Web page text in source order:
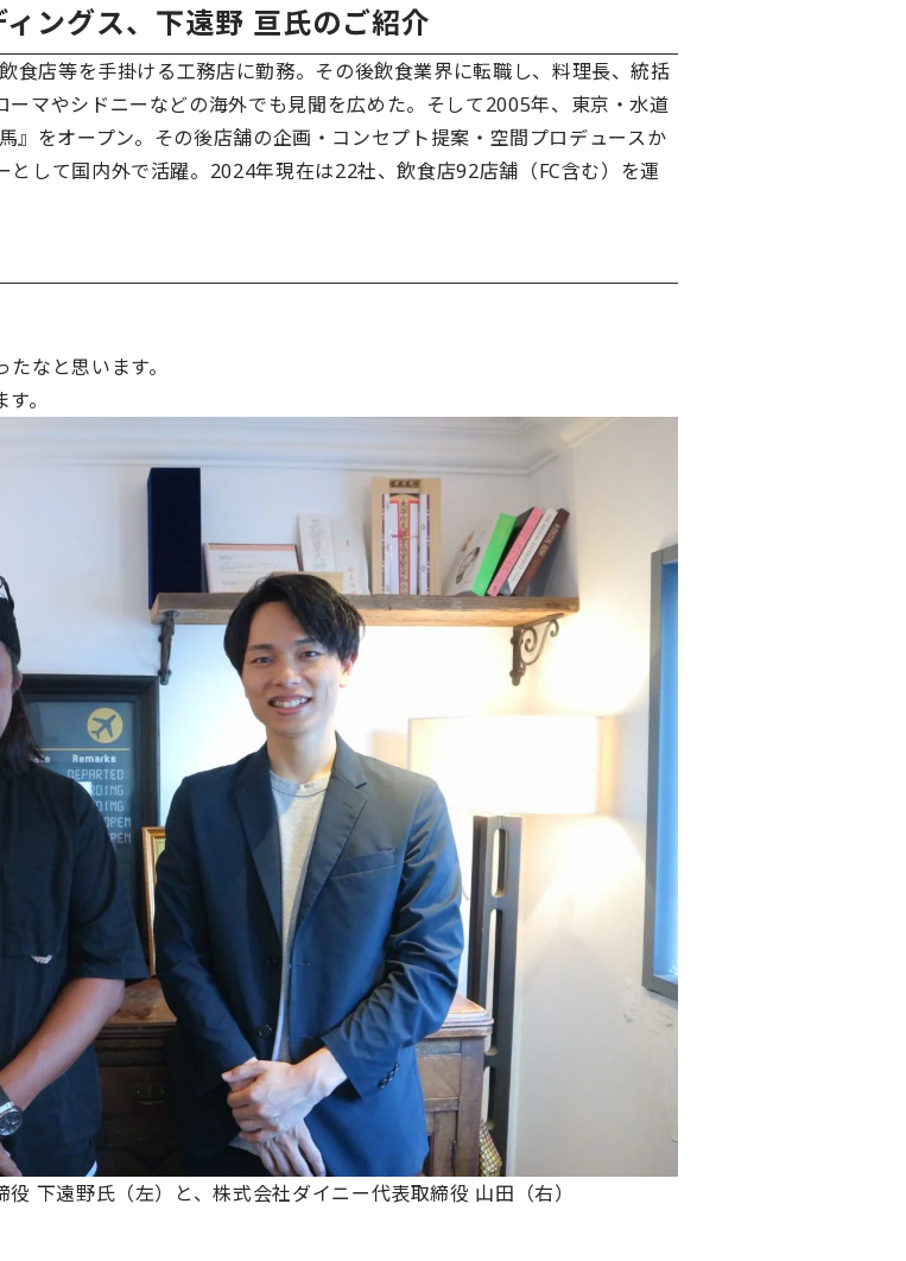
オーダ
顧客管理 勤怠
ュレス 予約台帳 経営管理
ングス、下遠野 亘氏のご紹介
食店等を手掛ける工務店に勤務。その後飲食業界に転職し、料理長、統括
マやシドニーなどの海外でも見聞を広めた。そして2005年、東京・水道
をオープン。その後店舗の企画・コンセプト提案・空間プロデュースか
して国内外で活躍。2024年現在は22社、飲食店92店舗（FC含む）を運
なと思います。
。
下遠野氏（左）と、株式会社ダイニー代表取締役 山田（右）